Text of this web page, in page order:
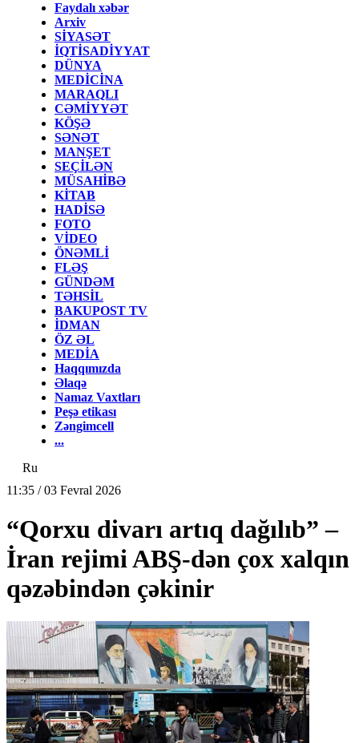
Faydalı xəbər
Arxiv
SİYASƏT
İQTİSADİYYAT
DÜNYA
MEDİCİNA
MARAQLI
CƏMİYYƏT
KÖŞƏ
SƏNƏT
MANŞET
SEÇİLƏN
MÜSAHİBƏ
KİTAB
HADİSƏ
FOTO
VİDEO
ÖNƏMLİ
FLƏŞ
GÜNDƏM
TƏHSİL
BAKUPOST TV
İDMAN
ÖZ ƏL
MEDİA
Haqqımızda
Əlaqə
Namaz Vaxtları
Peşə etikası
Zəngimcell
...
Ru
11:35 / 03 Fevral 2026
“Qorxu divarı artıq dağılıb” –
İran rejimi ABŞ-dən çox xalqın
qəzəbindən çəkinir